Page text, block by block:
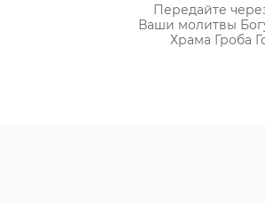
заказ молебна не исключает
Передайте
Ваши молитвы
Храма Гроба